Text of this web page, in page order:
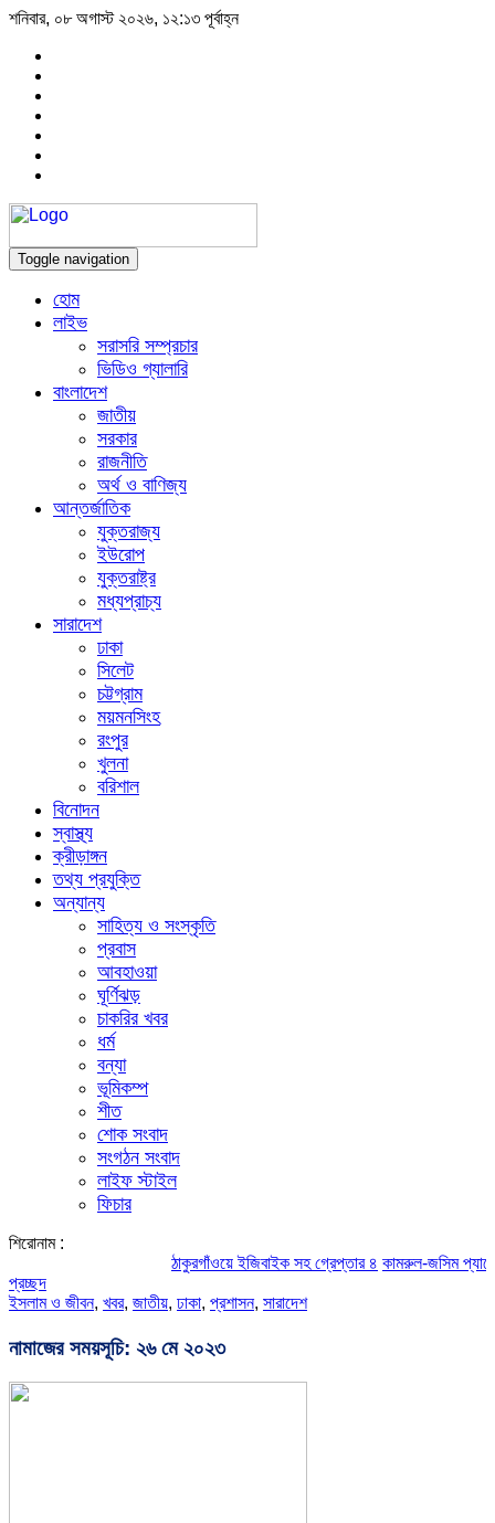
শনিবার, ০৮ অগাস্ট ২০২৬, ১২:১৩ পূর্বাহ্ন
Toggle navigation
হোম
লাইভ
সরাসরি সম্প্রচার
ভিডিও গ্যালারি
বাংলাদেশ
জাতীয়
সরকার
রাজনীতি
অর্থ ও বাণিজ্য
আন্তর্জাতিক
যুক্তরাজ্য
ইউরোপ
যুক্তরাষ্ট্র
মধ্যপ্রাচ্য
সারাদেশ
ঢাকা
সিলেট
চট্টগ্রাম
ময়মনসিংহ
রংপুর
খুলনা
বরিশাল
বিনোদন
স্বাস্থ্য
ক্রীড়াঙ্গন
তথ্য প্রযুক্তি
অন্যান্য
সাহিত্য ও সংস্কৃতি
প্রবাস
আবহাওয়া
ঘূর্ণিঝড়
চাকরির খবর
ধর্ম
বন্যা
ভূমিকম্প
শীত
শোক সংবাদ
সংগঠন সংবাদ
লাইফ স্টাইল
ফিচার
শিরোনাম :
ঠাকুরগাঁওয়ে ইজিবাইক সহ গ্রেপ্তার ৪ কামরুল-জসিম প্যানেলের
প্রচ্ছদ
ইসলাম ও জীবন, খবর, জাতীয়, ঢাকা, প্রশাসন, সারাদেশ
নামাজের সময়সূচি: ২৬ মে ২০২৩